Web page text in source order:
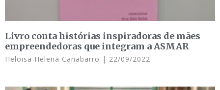
Livro conta histórias inspiradoras de mães
empreendedoras que integram a ASMAR
Heloisa Helena Canabarro 22/09/2022